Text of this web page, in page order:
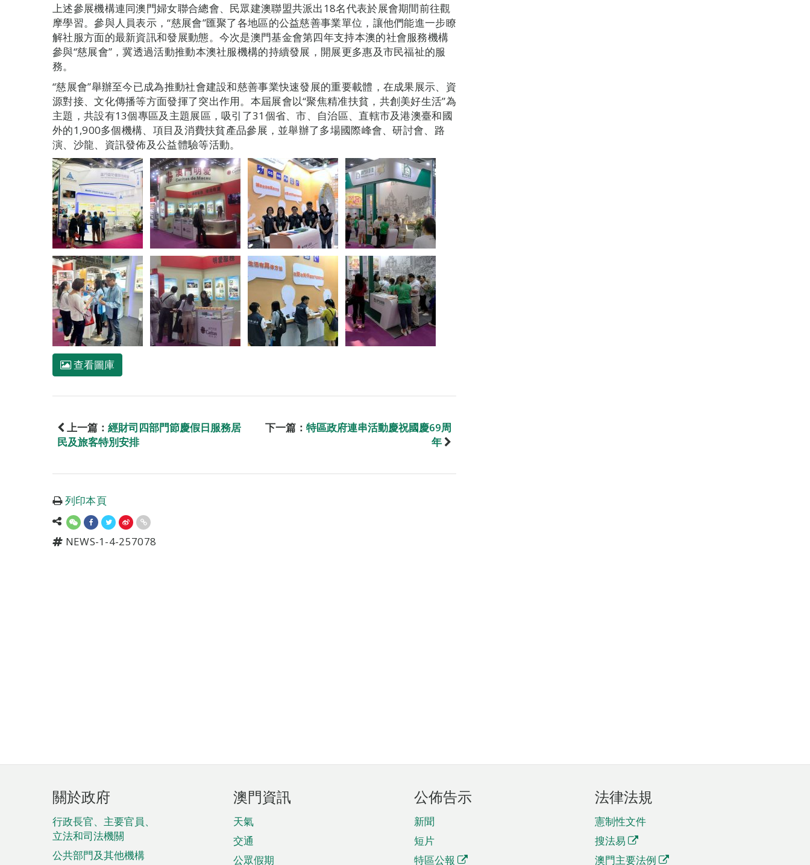
上述參展機構連同澳門婦女聯合總會、民眾建澳聯盟共派出18名代表於展會期間前往觀
摩學習。參與人員表示，“慈展會”匯聚了各地區的公益慈善事業單位，讓他們能進一步瞭
解社服方面的最新資訊和發展動態。今次是澳門基金會第四年支持本澳的社會服務機構
參與“慈展會”，冀透過活動推動本澳社服機構的持續發展，開展更多惠及市民福祉的服
務。
“慈展會”舉辦至今已成為推動社會建設和慈善事業快速發展的重要載體，在成果展示、資
源對接、文化傳播等方面發揮了突出作用。本屆展會以“聚焦精准扶貧，共創美好生活”為
主題，共設有13個專區及主題展區，吸引了31個省、市、自治區、直轄市及港澳臺和國
外的1,900多個機構、項目及消費扶貧產品參展，並舉辦了多場國際峰會、研討會、路
演、沙龍、資訊發佈及公益體驗等活動。
查看圖庫
上一篇： 經財司四部門節慶假日服務居
民及旅客特別安排
下一篇： 特區政府連串活動慶祝國慶69周
年
列印本頁
NEWS-1-4-257078
頁
腳
菜
單
關於政府
行政長官、主要官員、
立法和司法機關
公共部門及其他機構
澳門資訊
天氣
交通
公眾假期
公佈告示
新聞
短片
特區公報
法律法規
憲制性文件
搜法易
澳門主要法例